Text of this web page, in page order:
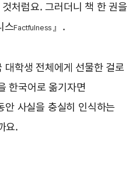
처럼요. 그러더니 책 한 권을
스Factfulness 』.
대학생 전체에게 선물한 걸로
한국어로 옮기자면
안 사실을 충실히 인식하는
요.